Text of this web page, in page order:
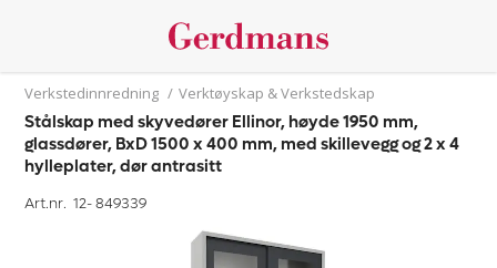
Verkstedinnredning / Verktøyskap & Verkstedskap
Stålskap med skyvedører Ellinor, høyde 1950 mm,
glassdører, BxD 1500 x 400 mm, med skillevegg og 2 x 4
hylleplater, dør antrasitt
Art.nr. 12-849339